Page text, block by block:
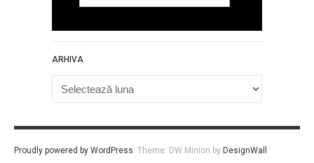
ARHIVA
Arhiva
Proudly powered by WordPress Theme: DW Minion by DesignWall